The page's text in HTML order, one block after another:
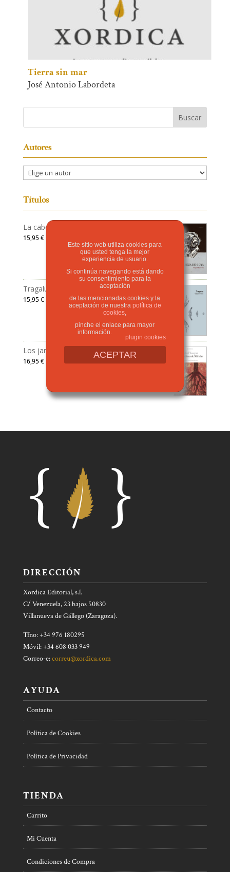
Tierra sin mar
José Antonio Labordeta
Autores
Títulos
La cabeza de Goya
15,95€
Tragaluz
15,95€
Los jardines de Silihdar
16,95€
DIRECCIÓN
Xordica Editorial, s.l.
C/ Venezuela, 23 bajos 50830
Villanueva de Gállego (Zaragoza).
Tfno: +34 976 180295
Móvil: +34 608 033 949
Correo-e:correu@xordica.com
AYUDA
Contacto
Política de Cookies
Política de Privacidad
TIENDA
Carrito
Mi Cuenta
Condiciones de Compra
Este sitio web utiliza cookies para
que usted tenga la mejor
experiencia de usuario.
Si continúa navegando está dando
su consentimiento para la
aceptación
de las mencionadas cookies y la
aceptación de nuestra política de
cookies,
pinche el enlace para mayor
información.
plugin cookies
ACEPTAR